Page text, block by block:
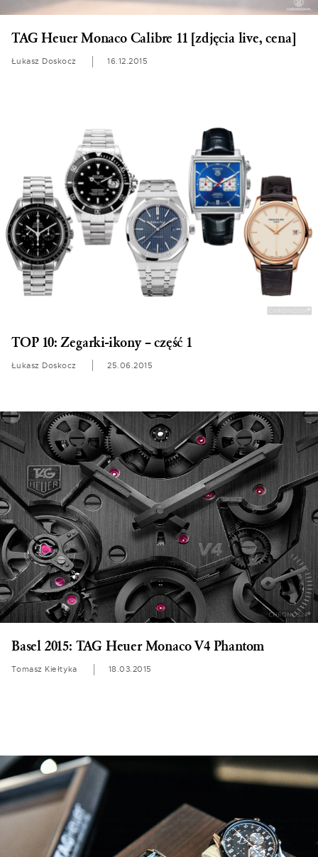
TAG Heuer Monaco Calibre 11 [zdjęcia live, cena]
Łukasz Doskocz 16.12.2015
TOP 10: Zegarki-ikony – część 1
Łukasz Doskocz 25.06.2015
Basel 2015: TAG Heuer Monaco V4 Phantom
Tomasz Kiełtyka 18.03.2015